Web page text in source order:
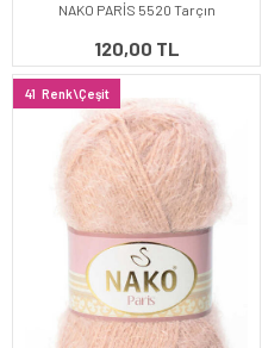
NAKO PARİS 5520 Tarçın
120,00 TL
41 Renk\Çeşit